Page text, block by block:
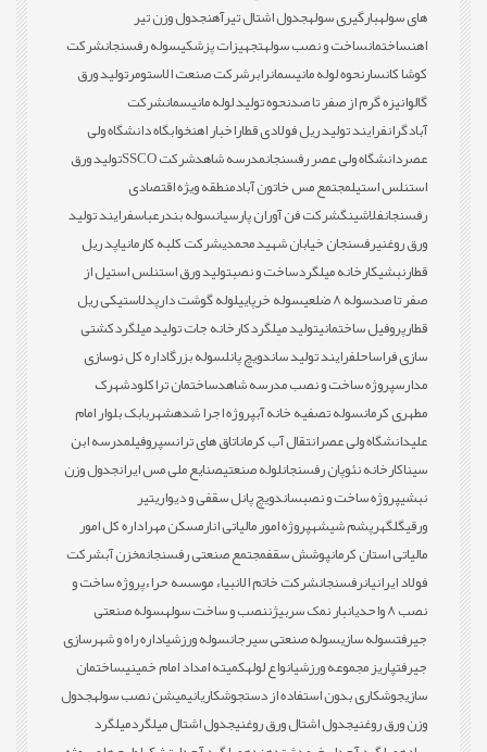
های سولهبارگیری سولهجدول اشتال تیرآهنجدول وزن تیر
اهنساختمانساخت و نصب سولهتجهیزات پزشکیسوله رفسنجانشرکت
کوشا کانسارنحوه لوله مانیسمانرابرشرکت صنعت الاستومرتولید ورق
گالوانیزه گرم از صفر تا صدنحوه تولید لوله مانیسمانشرکت
آبادگرانفرایند تولید ریل فولادی قطاراخبار اهنخوابگاه دانشگاه ولی
عصردانشگاه ولی عصر رفسنجانمدرسه شاهدشرکت SSCO
تولید ورق
استنلس استیلمجتمع مس خاتون آبادمنطقه ویژه اقتصادی
رفسنجانفلاشینگشرکت فن آوران پارسیانسوله بندرعباسفرایند تولید
ورق روغنیرفسنجان خیابان شهید محمدیشرکت کلبه کارمانیاپد ریل
قطارنبشیکارخانه میلگردساخت و نصبتولید ورق استنلس استیل از
صفر تا صدسوله 8 ضلعی سوله خرپاییلوله گوشت دارپدلاستیکی ریل
قطارپروفیل ساختمانیتولید میلگردکارخانه جات تولید میلگردکشتی
سازی فراساحلفرایند تولید ساندویچ پانلسوله بزرگاداره کل نوسازی
مدارسپروژه ساخت و نصب مدرسه شاهدساختمان تراکلودشهرک
مطهری کرمانسوله تصفیه خانه آبپروژه اجرا شدهشهربابک بلوار امام
علیدانشگاه ولی عصرانتقال آب کرماناتاق های ترانسپروفیلمدرسه ابن
سیناکارخانه نئوپان رفسنجانلوله صنعتیصنایع ملی مس ایرانجدول وزن
نبشیپروژه ساخت و نصبساندویچ پانل سقفی و دیواریتیر
ورقیگلگهرپشم شیشهپروژه امور مالیاتی انارمسکن مهراداره کل امور
مالیاتی استان کرمانپوشش سقفمجتمع صنعتی رفسنجانمخزن آبشرکت
فولاد ایرانیانرفسنجانشرکت خاتم الانبیاء موسسه حراءپروژه ساخت و
نصب 8 واحدی
انبار نمک سربیژننصب و ساخت سولهسوله صنعتی
جیرفتسوله سازیسوله صنعتی سیرجانسوله ورزشیاداره راه و شهرسازی
جیرفتپاریز مجموعه ورزشیانواع لولهکمیته امداد امام خمینیساختمان
سازیجوشکاری بدون استفاده از دستجوشکاریانیمیشن نصب سولهجدول
وزن ورق روغنیجدول اشتال ورق روغنیجدول اشتال میلگردمیلگرد